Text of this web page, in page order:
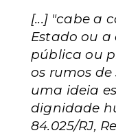
[...] "cabe a
Estado ou
pública ou
os rumos
uma ideia
dignidade
84.025/RJ,